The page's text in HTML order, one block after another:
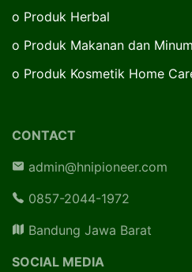
o Produk Herbal
o Produk Makanan dan
o Produk Kosmetik Home
CONTACT
admin@hnipioneer.com
0857-2044-1972
Bandung Jawa Barat
SOCIAL MEDIA